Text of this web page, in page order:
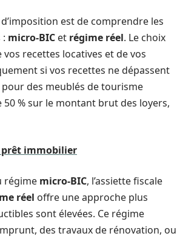
est de comprendre les
micro-BIC et régime réel. Le choix
recettes locatives et de vos
si vos recettes ne dépassent
pour des meublés de tourisme
% sur le montant brut des loyers,
immobilier
régime micro-BIC, l’assiette fiscale
réel offre une approche plus
sont élevées. Ce régime
des travaux de rénovation, ou